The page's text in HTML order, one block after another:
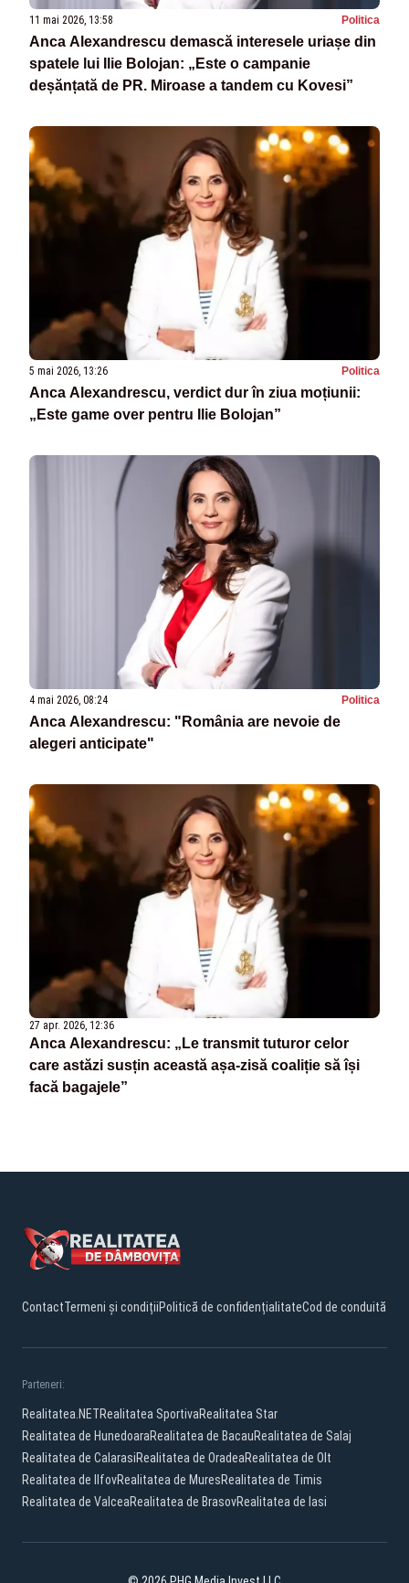
11 mai 2026, 13:58 Politica
Anca Alexandrescu demască interesele uriașe din
spatele lui Ilie Bolojan: „Este o campanie
deșănțată de PR. Miroase a tandem cu Kovesi”
5 mai 2026, 13:26 Politica
Anca Alexandrescu, verdict dur în ziua moțiunii:
„Este game over pentru Ilie Bolojan”
4 mai 2026, 08:24 Politica
Anca Alexandrescu: "România are nevoie de
alegeri anticipate"
27 apr. 2026, 12:36
Anca Alexandrescu: „Le transmit tuturor celor
care astăzi susțin această așa-zisă coaliție să își
facă bagajele”
ContactTermeni și condițiiPolitică de confidențialitateCod de conduită
Parteneri:
Realitatea.NETRealitatea SportivaRealitatea Star
Realitatea de HunedoaraRealitatea de BacauRealitatea de Salaj
Realitatea de CalarasiRealitatea de OradeaRealitatea de Olt
Realitatea de IlfovRealitatea de MuresRealitatea de Timis
Realitatea de ValceaRealitatea de BrasovRealitatea de Iasi